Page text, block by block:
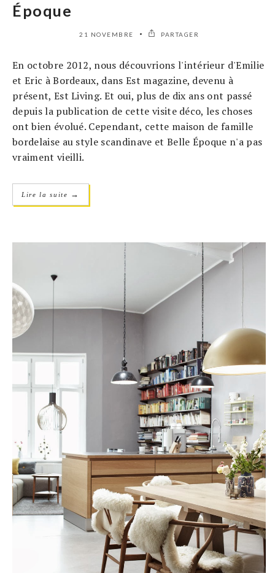
Époque
21 NOVEMBRE PARTAGER
En octobre 2012, nous découvrions l'intérieur d'Emilie
et Eric à Bordeaux, dans Est magazine, devenu à
présent, Est Living. Et oui, plus de dix ans ont passé
depuis la publication de cette visite déco, les choses
ont bien évolué. Cependant, cette maison de famille
bordelaise au style scandinave et Belle Époque n'a pas
vraiment vieilli.
Lire la suite →